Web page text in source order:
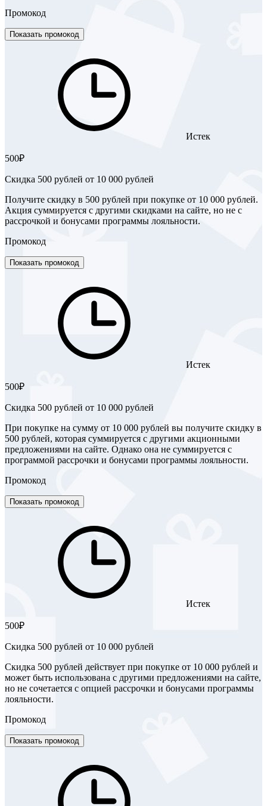
Промокод
Показать промокод
Истек
500₽
Скидка 500 рублей от 10 000 рублей
Получите скидку в 500 рублей при покупке от 10 000 рублей.
Акция суммируется с другими скидками на сайте, но не с
рассрочкой и бонусами программы лояльности.
Промокод
Показать промокод
Истек
500₽
Скидка 500 рублей от 10 000 рублей
При покупке на сумму от 10 000 рублей вы получите скидку в
500 рублей, которая суммируется с другими акционными
предложениями на сайте. Однако она не суммируется с
программой рассрочки и бонусами программы лояльности.
Промокод
Показать промокод
Истек
500₽
Скидка 500 рублей от 10 000 рублей
Скидка 500 рублей действует при покупке от 10 000 рублей и
может быть использована с другими предложениями на сайте,
но не сочетается с опцией рассрочки и бонусами программы
лояльности.
Промокод
Показать промокод